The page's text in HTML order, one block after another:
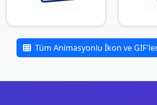
Tüm Animasyonlu İkon ve